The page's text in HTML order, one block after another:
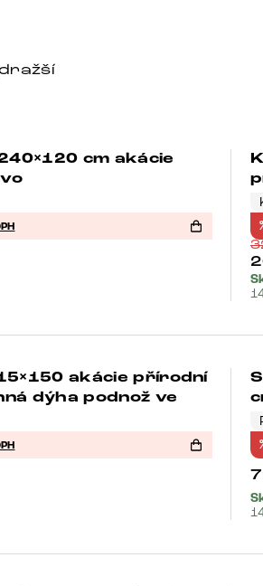
cm akácie
-35%
akácie přírodní
dýha podnož ve